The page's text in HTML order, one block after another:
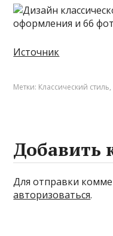
Источник
Метки: Классический стиль,
Добавить
Для отправки
авторизоваться.